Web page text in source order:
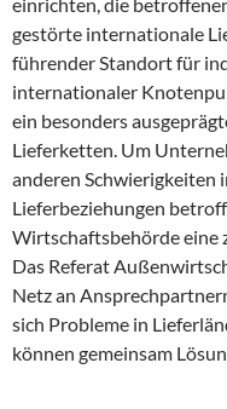
gestörte internationale
führender Standort für
internationaler
ein besonders
Lieferketten. Um
anderen Schwierigkeiten
Lieferbeziehungen
Wirtschaftsbehörde eine
Das Referat
Netz an
sich Probleme in
können gemeinsam